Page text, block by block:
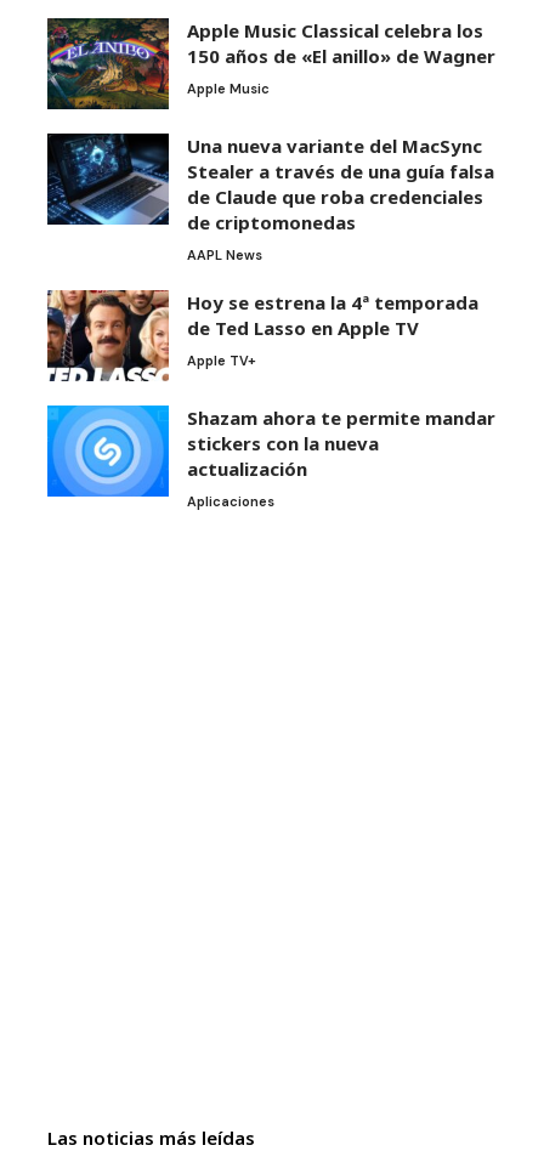
Apple Music Classical celebra los
150 años de «El anillo» de Wagner
Apple Music
Una nueva variante del MacSync
Stealer a través de una guía falsa
de Claude que roba credenciales
de criptomonedas
AAPL News
Hoy se estrena la 4ª temporada
de Ted Lasso en Apple TV
Apple TV+
Shazam ahora te permite mandar
stickers con la nueva
actualización
Aplicaciones
Las noticias más leídas